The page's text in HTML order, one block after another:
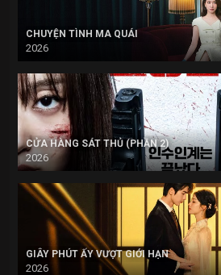
CHUYỆN TÌNH MA QUÁI
2026
CỬA HÀNG SÁT THỦ (PHẦN 2)
2026
GIÂY PHÚT ẤY VƯỢT GIỚI HẠN
2026